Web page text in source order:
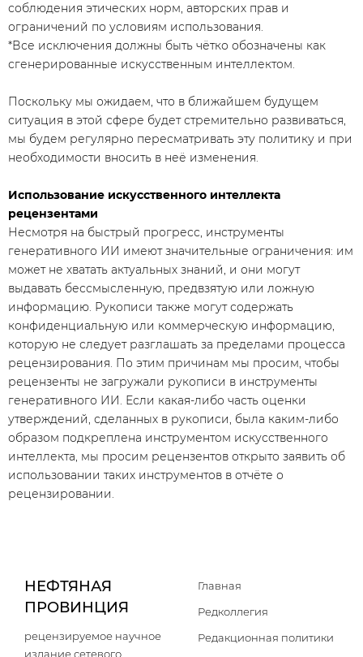
соблюдения этических норм, авторских прав и
ограничений по условиям использования.
*Все исключения должны быть чётко обозначены как
сгенерированные искусственным интеллектом.
Поскольку мы ожидаем, что в ближайшем будущем
ситуация в этой сфере будет стремительно развиваться,
мы будем регулярно пересматривать эту политику и при
необходимости вносить в неё изменения.
Использование искусственного интеллекта
рецензентами
Несмотря на быстрый прогресс, инструменты
генеративного ИИ имеют значительные ограничения: им
может не хватать актуальных знаний, и они могут
выдавать бессмысленную, предвзятую или ложную
информацию. Рукописи также могут содержать
конфиденциальную или коммерческую информацию,
которую не следует разглашать за пределами процесса
рецензирования. По этим причинам мы просим, чтобы
рецензенты не загружали рукописи в инструменты
генеративного ИИ. Если какая-либо часть оценки
утверждений, сделанных в рукописи, была каким-либо
образом подкреплена инструментом искусственного
интеллекта, мы просим рецензентов открыто заявить об
использовании таких инструментов в отчёте о
рецензировании.
НЕФТЯНАЯ
ПРОВИНЦИЯ
рецензируемое научное
издание сетевого
Главная
Редколлегия
Редакционная политики